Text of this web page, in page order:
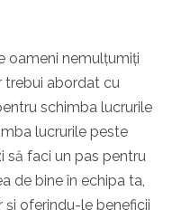
oameni nemulțumiți
trebui abordat cu
schimba lucrurile
lucrurile peste
să faci un pas pentru
de bine în echipa ta,
oferindu-le beneficii